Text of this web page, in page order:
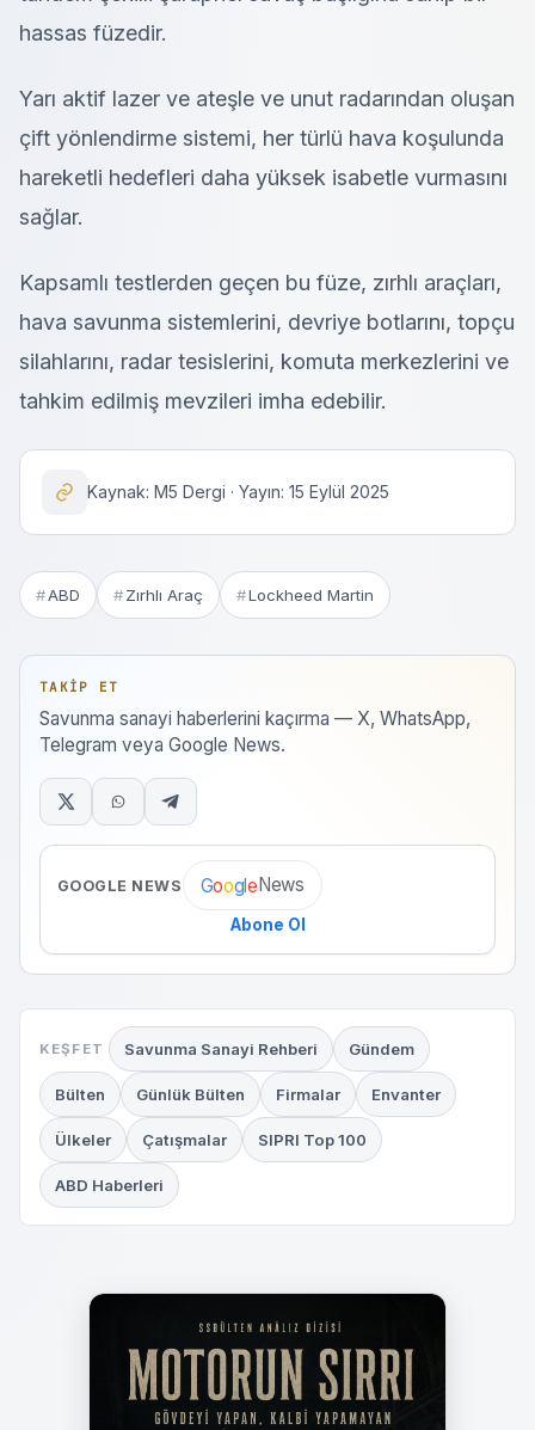
hassas füzedir.
Yarı aktif lazer ve ateşle ve unut radarından oluşan
çift yönlendirme sistemi, her türlü hava koşulunda
hareketli hedefleri daha yüksek isabetle vurmasını
sağlar.
Kapsamlı testlerden geçen bu füze, zırhlı araçları,
hava savunma sistemlerini, devriye botlarını, topçu
silahlarını, radar tesislerini, komuta merkezlerini ve
tahkim edilmiş mevzileri imha edebilir.
Kaynak: M5 Dergi · Yayın: 15 Eylül 2025
ABD Zırhlı Araç Lockheed Martin
TAKIP ET
Savunma sanayi haberlerini kaçırma — X, WhatsApp,
Telegram veya Google News.
GOOGLE NEWS GoogleNews
Abone Ol
KEŞFET Savunma Sanayi Rehberi Gündem
Bülten Günlük Bülten Firmalar Envanter
Ülkeler Çatışmalar SIPRI Top 100
ABD Haberleri